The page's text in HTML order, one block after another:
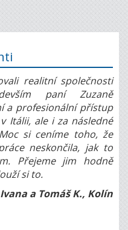
realitní společnosti
paní Zuzaně
a profesionální přístup
Itálii, ale i za následné
si ceníme toho, že
neskončila, jak to
Přejeme jim hodně
si to.
Ivana a Tomáš K., Kolín